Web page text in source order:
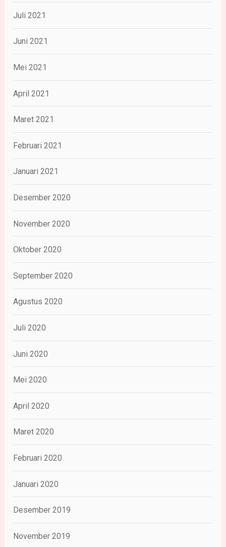
Juli 2021
Juni 2021
Mei 2021
April 2021
Maret 2021
Februari 2021
Januari 2021
Desember 2020
November 2020
Oktober 2020
September 2020
Agustus 2020
Juli 2020
Juni 2020
Mei 2020
April 2020
Maret 2020
Februari 2020
Januari 2020
Desember 2019
November 2019